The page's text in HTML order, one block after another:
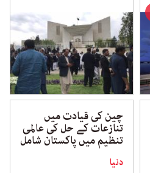
چین کی قیادت میں
تنازعات کے حل کی عالمی
تنظیم میں پاکستان شامل
دنیا